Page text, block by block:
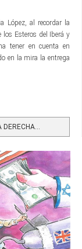
López, al recordar la
los Esteros del Iberá y
tener en cuenta en
en la mira la entrega
DERECHA...